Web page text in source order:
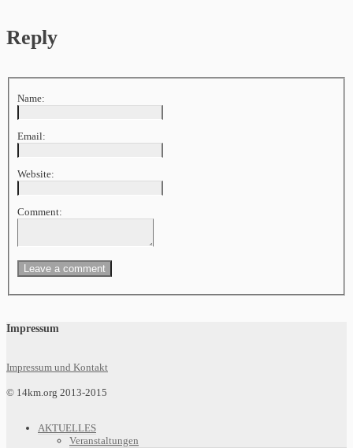
Reply
Name:
Email:
Website:
Comment:
Impressum
Impressum und Kontakt
© 14km.org 2013-2015
AKTUELLES
Veranstaltungen